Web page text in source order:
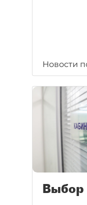
Новости
Выбор